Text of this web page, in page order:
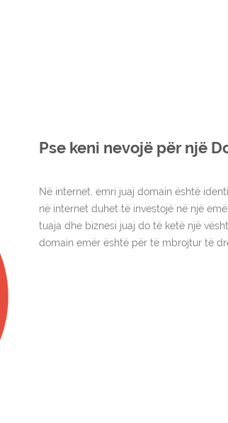
Pse keni nevojë për një
Në internet, emri juaj domain është
në internet duhet të investojë në një
tuaja dhe biznesi juaj do të ketë një
domain emër është për të mbrojtur të